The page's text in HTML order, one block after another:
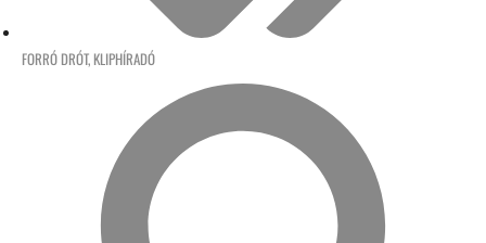
FORRÓ DRÓT, KLIPHÍRADÓ